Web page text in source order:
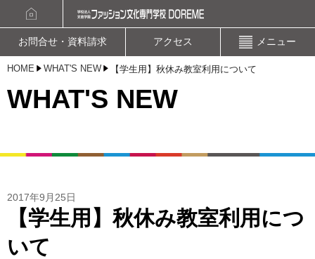
お問合せ・資料請求 アクセス メニュー
資料請求 オープンキャンパスお申込み
HOME WHAT'S NEW 【学生用】秋休み教室利用について
WHAT'S NEW
2017年9月25日
【学生用】秋休み教室利用につ
いて